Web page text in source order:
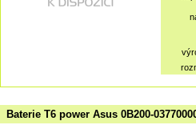
Baterie T6 power Asus 0B200-